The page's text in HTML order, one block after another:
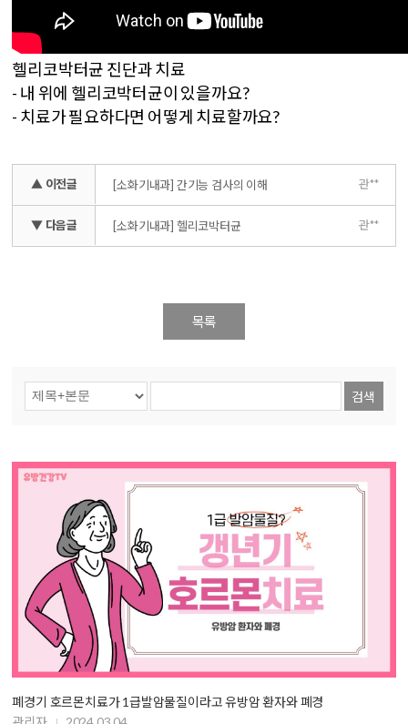
헬리코박터균 진단과 치료
- 내 위에 헬리코박터균이 있을까요?
- 치료가 필요하다면 어떻게 치료할까요?
▲ 이전글 [소화기내과] 간기능 검사의 이해 관**
▼ 다음글 [소화기내과] 헬리코박터균 관**
목록
검색
폐경기 호르몬치료가 1급발암물질이라고 유방암 환자와 폐경